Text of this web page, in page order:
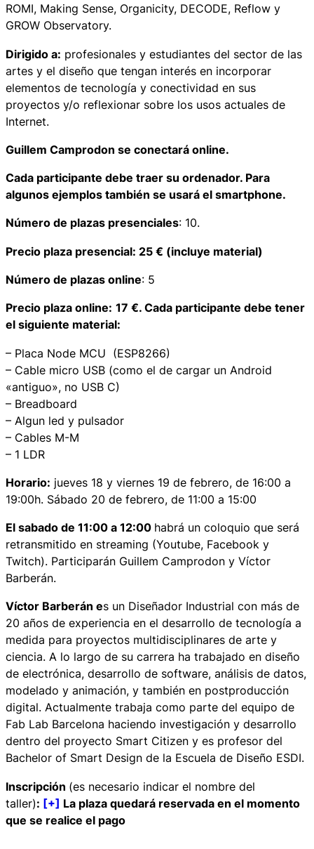
ROMI, Making Sense, Organicity, DECODE, Reflow y
GROW Observatory.
Dirigido a: profesionales y estudiantes del sector de las
artes y el diseño que tengan interés en incorporar
elementos de tecnología y conectividad en sus
proyectos y/o reflexionar sobre los usos actuales de
Internet.
Guillem Camprodon se conectará online.
Cada participante debe traer su ordenador. Para
algunos ejemplos también se usará el smartphone.
Número de plazas presenciales: 10.
Precio plaza presencial: 25 € (incluye material)
Número de plazas online: 5
Precio plaza online: 17 €. Cada participante debe tener
el siguiente material:
– Placa Node MCU (ESP8266)
– Cable micro USB (como el de cargar un Android
«antiguo», no USB C)
– Breadboard
– Algun led y pulsador
– Cables M-M
– 1 LDR
Horario: jueves 18 y viernes 19 de febrero, de 16:00 a
19:00h. Sábado 20 de febrero, de 11:00 a 15:00
El sabado de 11:00 a 12:00 habrá un coloquio que será
retransmitido en streaming (Youtube, Facebook y
Twitch). Participarán Guillem Camprodon y Víctor
Barberán.
Víctor Barberán es un Diseñador Industrial con más de
20 años de experiencia en el desarrollo de tecnología a
medida para proyectos multidisciplinares de arte y
ciencia. A lo largo de su carrera ha trabajado en diseño
de electrónica, desarrollo de software, análisis de datos,
modelado y animación, y también en postproducción
digital. Actualmente trabaja como parte del equipo de
Fab Lab Barcelona haciendo investigación y desarrollo
dentro del proyecto Smart Citizen y es profesor del
Bachelor of Smart Design de la Escuela de Diseño ESDI.
Inscripción (es necesario indicar el nombre del
taller): [+] La plaza quedará reservada en el momento
que se realice el pago